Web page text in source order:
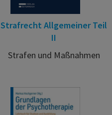
Strafrecht Allgemeiner Teil
II
Strafen und Maßnahmen